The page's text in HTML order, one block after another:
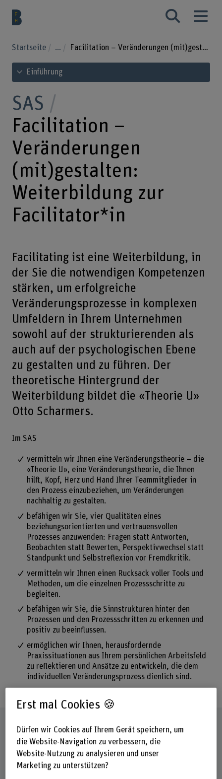
Startseite ... Facilitation – Veränderungen (mit)gestalten: Weiterbildung zur Facilitator*in
Inhaltsverzeichnis ansehen
Einführung
SAS
Facilitation –
Veränderungen
(mit)gestalten:
Weiterbildung zur
Facilitator*in
Facilitating ist eine Weiterbildung, in
der Sie die notwendigen Kompetenzen
stärken, um erfolgreiche
Veränderungsprozesse in komplexen
Umfeldern in Ihrem Unternehmen
sowohl auf der strukturierenden als
auch auf der psychologischen Ebene
zu gestalten und zu führen. Der
theoretische Hintergrund der
Weiterbildung bildet die «Theorie U»
Otto Scharmers.
Im SAS
vermitteln wir Ihnen eine Veränderungstheorie – die
«Theorie U», eine Veränderungstheorie, die Ihnen
hilft, Kopf, Herz und Hand Ihrer Teammitglieder in
den Prozess einzubeziehen, um Veränderungen
nachhaltig zu gestalten.
befähigen wir Sie, vier Qualitäten eines
beziehungsorientierten und vertrauensvollen
Prozesses anzuwenden: Fragen statt Antworten,
Beobachten statt Bewerten, Perspektivwechsel statt
Standpunkt und Selbstreflexion vor Fremdkritik.
vermitteln wir Ihnen einen Rucksack voller Tools und
Methoden, um die einzelnen Prozessschritte zu
begleiten.
befähigen wir Sie, die Sinnstrukturen hinter den
Prozessen und den Prozessschritten zu erkennen und
positiv zu beeinflussen.
ermöglichen wir Ihnen, herausfordernde
Praxissituationen aus Ihrem persönlichen Arbeitsfeld
zu reflektieren und Ansätze zu entwickeln, die dem
individuellen Veränderungsprozess dienlich sind.
Steckbrief
Titel/Abschluss
Short Advanced Studies (SAS)
Erst mal Cookies 🍪
Dürfen wir Cookies auf Ihrem Gerät speichern, um
die Website-Navigation zu verbessern, die
Website-Nutzung zu analysieren und unser
Marketing zu unterstützen?